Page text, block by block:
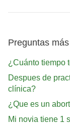
Preguntas
¿Cuánto tiempo
Despues de
clínica?
¿Que es un
Mi novia tiene 1